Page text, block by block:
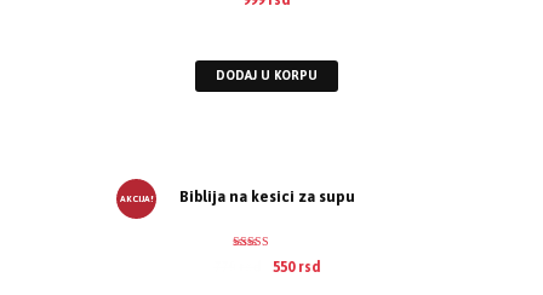
DODAJ U KORPU
AKCIJA! Biblija na kesici za supu
Ocenjeno
5.00550 rsd